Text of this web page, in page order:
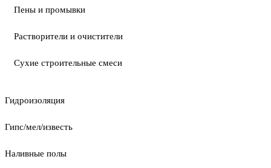
Пены и промывки
Растворители и очистители
Сухие строительные смеси
Гидроизоляция
Гипс/мел/известь
Наливные полы